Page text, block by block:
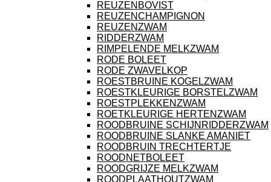
REUZENBOVIST
REUZENCHAMPIGNON
REUZENZWAM
RIDDERZWAM
RIMPELENDE MELKZWAM
RODE BOLEET
RODE ZWAVELKOP
ROESTBRUINE KOGELZWAM
ROESTKLEURIGE BORSTELZWAM
ROESTPLEKKENZWAM
ROETKLEURIGE HERTENZWAM
ROODBRUINE SCHIJNRIDDERZWAM
ROODBRUINE SLANKE AMANIET
ROODBRUIN TRECHTERTJE
ROODNETBOLEET
ROODGRIJZE MELKZWAM
ROODPLAATHOUTZWAM